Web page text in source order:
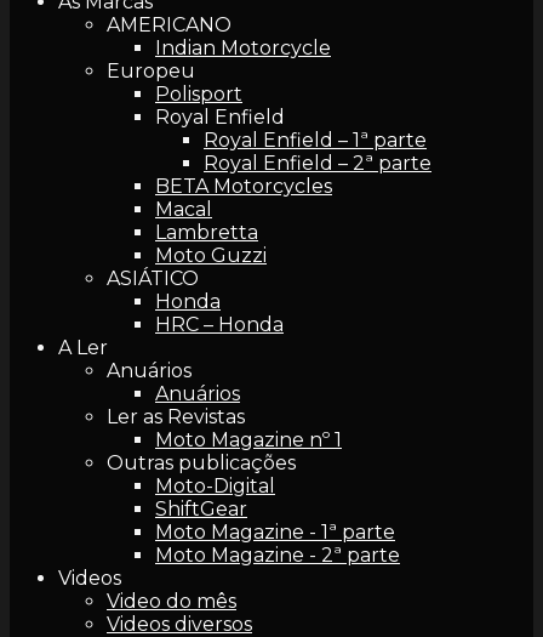
AMERICANO
Indian Motorcycle
Europeu
Polisport
Royal Enfield
Royal Enfield – 1ª parte
Royal Enfield – 2ª parte
BETA Motorcycles
Macal
Lambretta
Moto Guzzi
ASIÁTICO
Honda
HRC – Honda
A Ler
Anuários
Anuários
Ler as Revistas
Moto Magazine nº 1
Outras publicações
Moto-Digital
ShiftGear
Moto Magazine - 1ª parte
Moto Magazine - 2ª parte
Videos
Video do mês
Videos diversos